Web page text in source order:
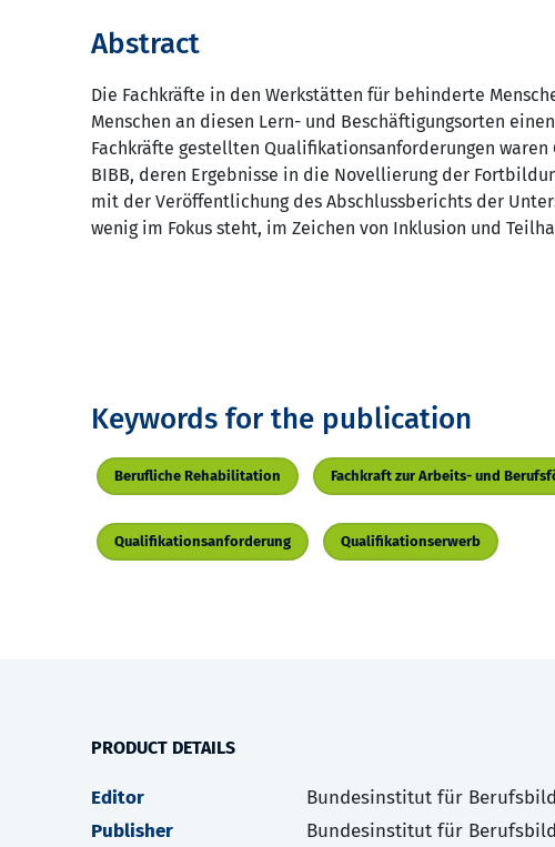
Abstract
Die Fachkräfte in den Werkstätten für behinderte
Menschen an diesen Lern- und Beschäftigungsorten
Fachkräfte gestellten Qualifikationsanforderungen
BIBB, deren Ergebnisse in die Novellierung der
mit der Veröffentlichung des Abschlussberichts der
wenig im Fokus steht, im Zeichen von Inklusion und
Keywords for the publication
Berufliche Rehabilitation Fachkraft zur Arbeits- und
Qualifikationsanforderung Qualifikationserwerb
PRODUCT DETAILS
Editor
Bundesinstitut für
Publisher
Bundesinstitut für